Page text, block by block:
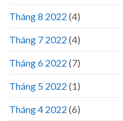
Tháng 8 2022 (4)
Tháng 7 2022 (4)
Tháng 6 2022 (7)
Tháng 5 2022 (1)
Tháng 4 2022 (6)